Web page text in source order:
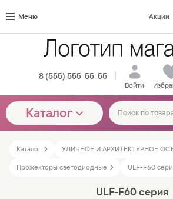
Меню Акции
8 (555) 555-55-55
Войти
Каталог
Каталог
УЛИЧНОЕ И АРХИТЕКТУРНОЕ
Прожекторы светодиодные
ULF-F60
ULF-F60 серия